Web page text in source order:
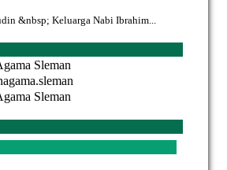
&nbsp; Keluarga Nabi Ibrahim...
Sleman
Sleman